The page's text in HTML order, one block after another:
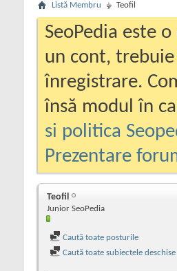
Listă Membru Teofil
SeoPedia este
un cont,
înregistrare.
însă modul în
si politica
Prezentare
Teofil
Junior SeoPedia
Caută toate posturile
Caută toate subiectele deschise